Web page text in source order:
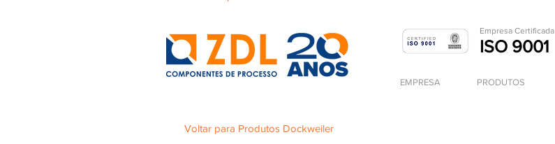
Empresa Certificada
ISO 9001
EMPRESA PRODUTOS
Voltar para Produtos Dockweiler